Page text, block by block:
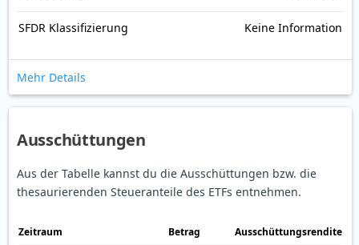
SFDR Klassifizierung Keine Information
Mehr Details
Ausschüttungen
Aus der Tabelle kannst du die Ausschüttungen bzw. die
thesaurierenden Steueranteile des ETFs entnehmen.
Zeitraum Betrag Ausschüttungsrendite